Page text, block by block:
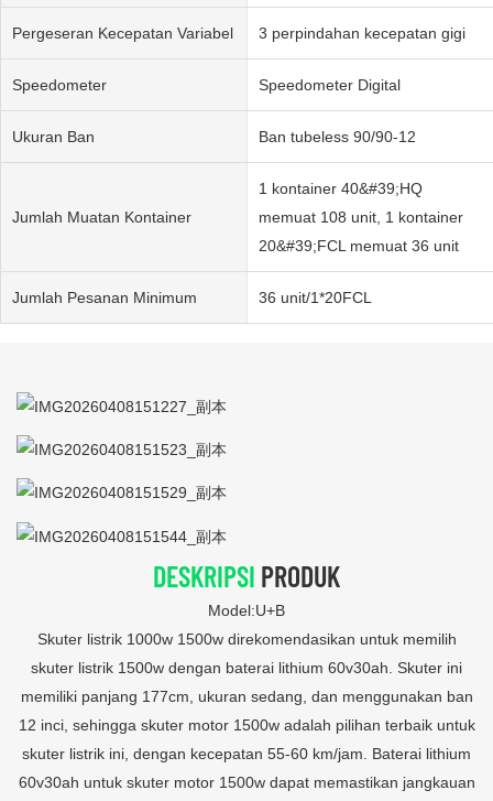
Pergeseran Kecepatan Variabel 3 perpindahan kecepatan gigi
Speedometer Speedometer Digital
Ukuran Ban Ban tubeless 90/90-12
Jumlah Muatan Kontainer
1 kontainer 40&#39;HQ
memuat 108 unit, 1 kontainer
20&#39;FCL memuat 36 unit
Jumlah Pesanan Minimum 36 unit/1*20FCL
DESKRIPSI PRODUK
Model:U+B
Skuter listrik 1000w 1500w direkomendasikan untuk memilih
skuter listrik 1500w dengan baterai lithium 60v30ah. Skuter ini
memiliki panjang 177cm, ukuran sedang, dan menggunakan ban
12 inci, sehingga skuter motor 1500w adalah pilihan terbaik untuk
skuter listrik ini, dengan kecepatan 55-60 km/jam. Baterai lithium
60v30ah untuk skuter motor 1500w dapat memastikan jangkauan